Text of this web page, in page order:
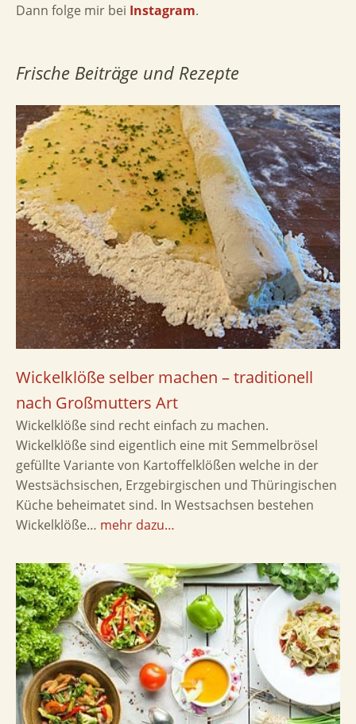
Dann folge mir bei Instagram.
Frische Beiträge und Rezepte
Wickelklöße selber machen – traditionell
nach Großmutters Art
Wickelklöße sind recht einfach zu machen.
Wickelklöße sind eigentlich eine mit Semmelbrösel
gefüllte Variante von Kartoffelklößen welche in der
Westsächsischen, Erzgebirgischen und Thüringischen
Küche beheimatet sind. In Westsachsen bestehen
Wickelklöße… mehr dazu…